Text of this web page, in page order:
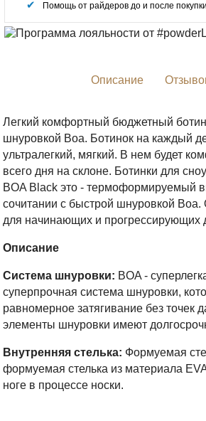
Помощь от райдеров до и после
Описание
Легкий комфортный бюджетный
шнуровкой Boa. Ботинок на каждый
ультралегкий, мягкий. В нем будет
всего дня на склоне. Ботинки для
BOA Black это - термоформируемый
сочитании с быстрой шнуровкой Boa.
для начинающих и прогрессирующих
Описание
Система шнуровки: BOA -
суперпрочная система шнуровки,
равномерное затягивание без точек
элементы шнуровки имеют
Внутренняя стелька: Формуемая
формуемая стелька из материала
ноге в процессе носки.